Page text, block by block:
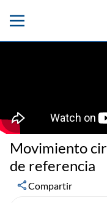
Movimiento
de referencia
Compartir